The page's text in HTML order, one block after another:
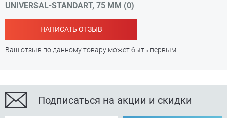
UNIVERSAL-STANDART, 75 ММ (0)
НАПИСАТЬ ОТЗЫВ
Ваш отзыв по данному товару может быть первым
Подписаться на акции и скидки